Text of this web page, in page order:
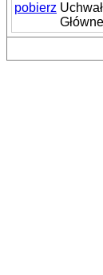
pobierz